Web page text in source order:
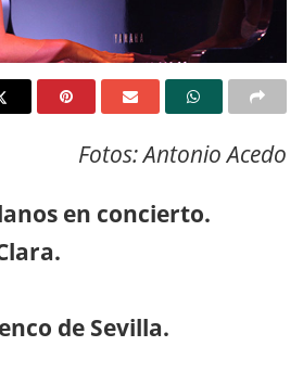
Fotos: Antonio Acedo
en concierto.
de Sevilla.